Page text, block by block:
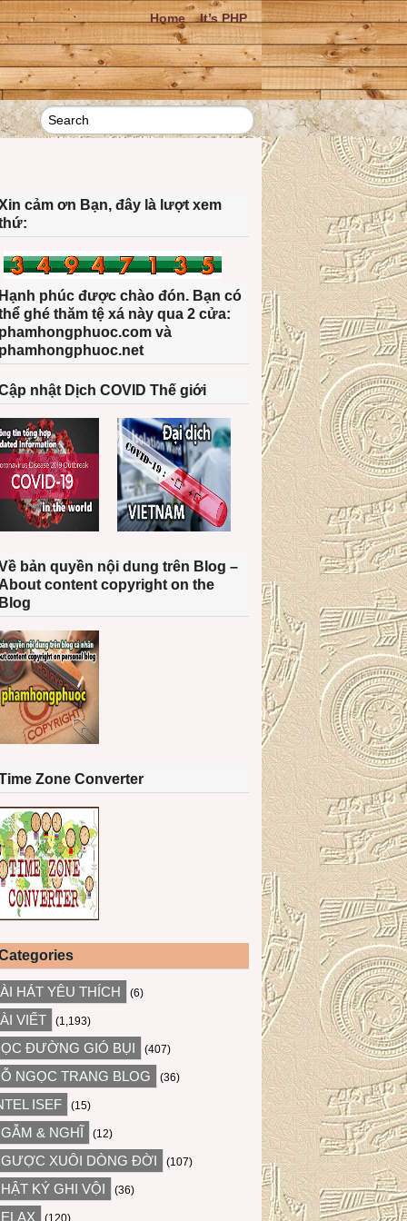
Home It’s PHP
cảm ơn Bạn, đây là lượt xem
phúc được chào đón. Bạn có
ghé thăm tệ xá này qua 2 cửa:
và
nhật Dịch COVID Thế giới
bản quyền nội dung trên Blog –
content copyright on the
Zone Converter
HÁT YÊU THÍCH (6)
VIẾT (1,193)
ĐƯỜNG GIÓ BỤI (407)
NGỌC TRANG BLOG (36)
ISEF (15)
& NGHĨ (12)
XUÔI DÒNG ĐỜI (107)
KÝ GHI VỘI (36)
(120)